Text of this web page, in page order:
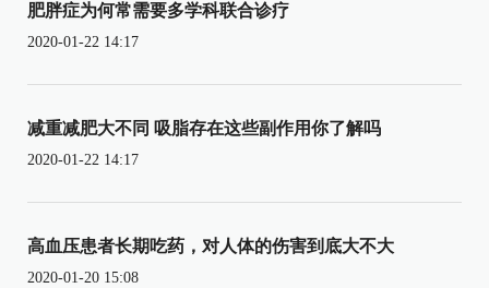
肥胖症为何常需要多学科联合诊疗
2020-01-22 14:17
减重减肥大不同 吸脂存在这些副作用你了解吗
2020-01-22 14:17
高血压患者长期吃药，对人体的伤害到底大不大
2020-01-20 15:08